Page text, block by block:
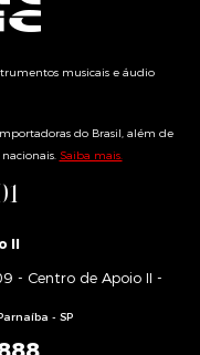
musicais e áudio
do Brasil, além de
Saiba mais.
II
- Centro de Apoio II -
- SP